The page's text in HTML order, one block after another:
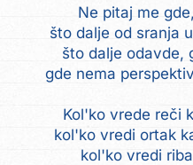
Ne pitaj me
što dalje od sranja
što dalje odavde,
gde nema
Kol'ko vrede reči
kol'ko vredi ortak
kol'ko vredi